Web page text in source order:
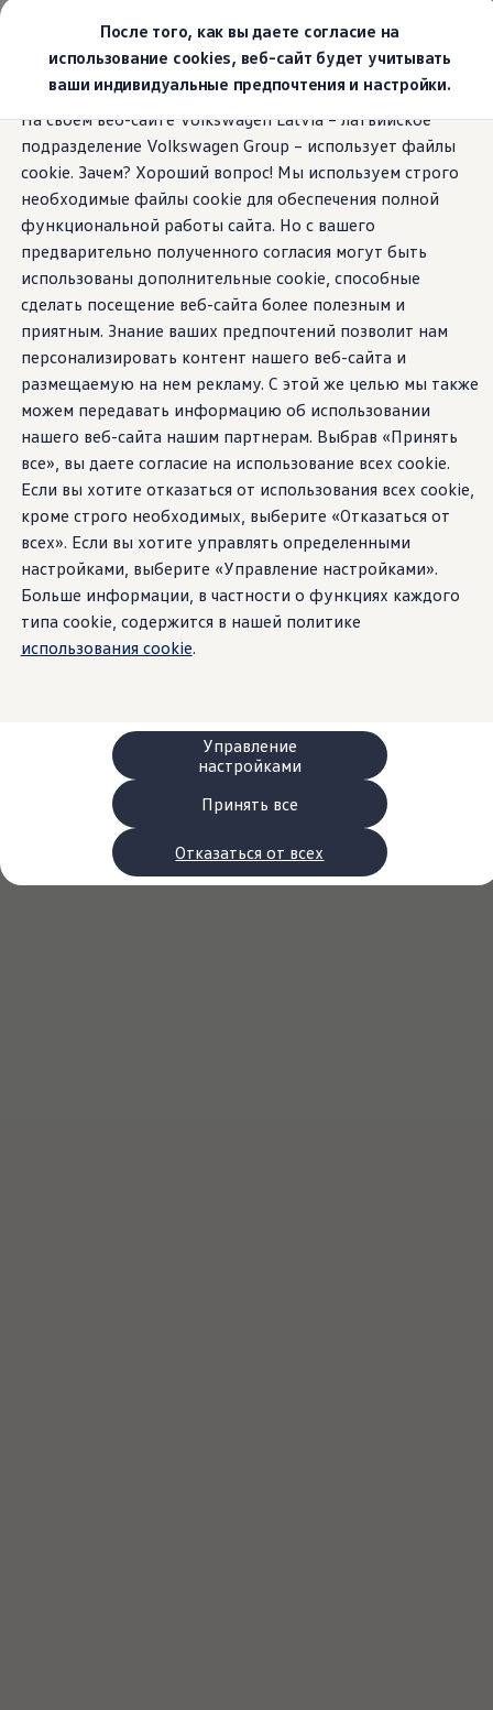
После того, как вы даете согласие на
использование cookies, веб-сайт будет учитывать
ваши индивидуальные предпочтения и настройки.
На своем веб-сайте Volkswagen Latvia – латвийское
подразделение Volkswagen Group – использует файлы
cookie. Зачем? Хороший вопрос! Мы используем строго
необходимые файлы cookie для обеспечения полной
функциональной работы сайта. Но с вашего
предварительно полученного согласия могут быть
использованы дополнительные cookie, способные
сделать посещение веб-сайта более полезным и
приятным. Знание ваших предпочтений позволит нам
персонализировать контент нашего веб-сайта и
размещаемую на нем рекламу. С этой же целью мы также
можем передавать информацию об использовании
нашего веб-сайта нашим партнерам. Выбрав «Принять
все», вы даете согласие на использование всех cookie.
Если вы хотите отказаться от использования всех cookie,
кроме строго необходимых, выберите «Отказаться от
всех». Если вы хотите управлять определенными
настройками, выберите «Управление настройками».
Больше информации, в частности о функциях каждого
типа cookie, содержится в нашей политике
использования cookie.
Принять все
Отказаться от всех
Управление
настройками
основному
содержанию
нижнему
колонтитулу
Выбери свой Volkswagen
Модельный ряд
Новый ID.Cross
Открой для себя семейство внедорожников
Предложения и услуги
Юбилейное предложение
Автомобильный онлайн-магазин Volkswagen
Обмен автомобилей
Лизинг Volkswagen
Гарантия
Бесплатная регистрация для вашего нового
Взаимодействие в сети простыми словами
VW Connect
Активация
Все службы
VW Connect для Вашего ID.
Обновления (Upgrades)
Car-Net
App-Connect
Fleet Interface Data
O Volkswagen
Получи больше
Владельцы и услуги
Сервис и запчасти
Преимущества Volkswagen
Техобслуживание
Ремонт и проверки
Моторное масло и технические жидкости
Колеса и шины
Помощь при авариях и поломках
Обслуживание автомобилей
Аксессуары
Персонализация
Настенная зарядная станция и кабели для
Важная информация для клиентов
Переработка и возврат продукции
Кампании по отзыву автомобилей
Предупредительные и контрольные
Обновления программного обеспечения
Обновления программного обеспечения для